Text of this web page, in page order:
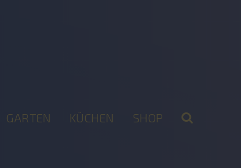
GARTEN KÜCHEN SHOP 2